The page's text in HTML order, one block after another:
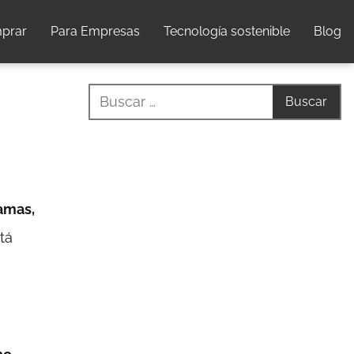
Para Empresas Tecnología sostenible Blog